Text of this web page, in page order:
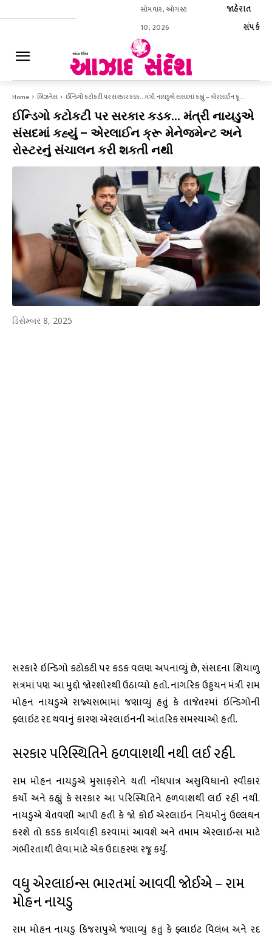
સોમવાર, ઓગસ્ટ
10, 2026
જાહેરાત
સંપર્ક
Home બિઝનેસ ઈન્ડિગો કટોકટી પર સરકાર કડક… મંત્રી નાયડુએ સંસદમાં કહ્યું – એરલાઈન ક્રૂ...
ઈન્ડિગો કટોકટી પર સરકાર કડક… મંત્રી નાયડુએ
સંસદમાં કહ્યું – એરલાઈન ક્રૂ મેનેજમેન્ટ અને
રોસ્ટરનું સંચાલન કરી શકતી નથી
ડિસેમ્બર 8, 2025
સરકારે ઇન્ડિગો કટોકટી પર કડક વલણ અપનાવ્યું છે, સંસદના શિયાળુ
સત્રમાં પણ આ મુદ્દો જોરશોરથી ઉઠાવ્યો હતો. નાગરિક ઉડ્ડયન મંત્રી રામ
મોહન નાયડુએ રાજ્યસભામાં જણાવ્યું હતું કે તાજેતરમાં ઇન્ડિગોની
ફ્લાઇટ રદ થવાનું કારણ એરલાઇનની આંતરિક સમસ્યાઓ હતી.
સરકાર પરિસ્થિતિને હળવાશથી નથી લઈ રહી.
રામ મોહન નાયડુએ મુસાફરોને થતી નોંધપાત્ર અસુવિધાનો સ્વીકાર
કર્યો અને કહ્યું કે સરકાર આ પરિસ્થિતિને હળવાશથી લઈ રહી નથી.
નાયડુએ ચેતવણી આપી હતી કે જો કોઈ એરલાઇન નિયમોનું ઉલ્લંઘન
કરશે તો કડક કાર્યવાહી કરવામાં આવશે અને તમામ એરલાઇન્સ માટે
ગંભીરતાથી લેવા માટે એક ઉદાહરણ રજૂ કર્યું.
વધુ એરલાઇન્સ ભારતમાં આવવી જોઈએ – રામ
મોહન નાયડુ
રામ મોહન નાયડુ કિંજરાપુએ જણાવ્યું હતું કે ફ્લાઇટ વિલંબ અને રદ